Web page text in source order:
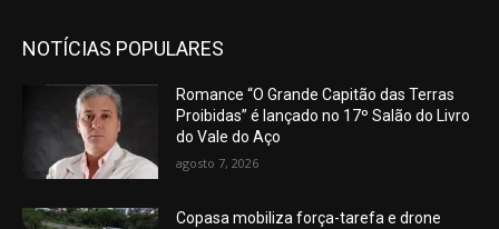
NOTÍCIAS POPULARES
Romance “O Grande Capitão das Terras
Proibidas” é lançado no 17º Salão do Livro
do Vale do Aço
agosto 7, 2026
Copasa mobiliza força-tarefa e drone